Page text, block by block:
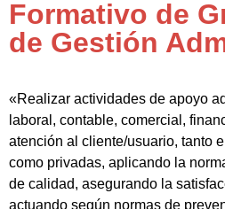
Formativo de
de Gestión
«Realizar actividades de apoyo
laboral, contable, comercial,
atención al cliente/usuario, tanto
como privadas, aplicando la
de calidad, asegurando la
actuando según normas de